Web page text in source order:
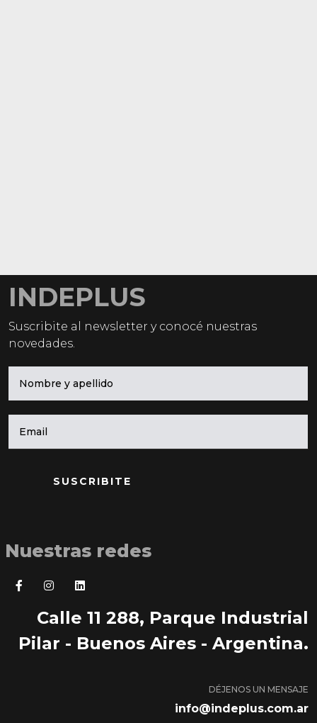
INDEPLUS
Suscribite al newsletter y conocé nuestras
novedades.
SUSCRIBITE
Nuestras redes
Calle 11 288, Parque Industrial
Pilar - Buenos Aires - Argentina.
DÉJENOS UN MENSAJE
info@indeplus.com.ar